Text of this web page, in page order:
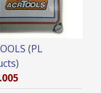
(PL